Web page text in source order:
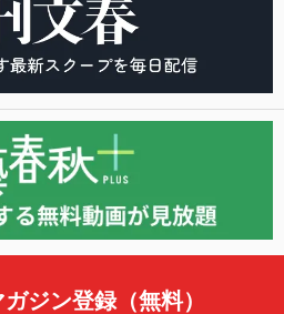
ジン登録（無料）